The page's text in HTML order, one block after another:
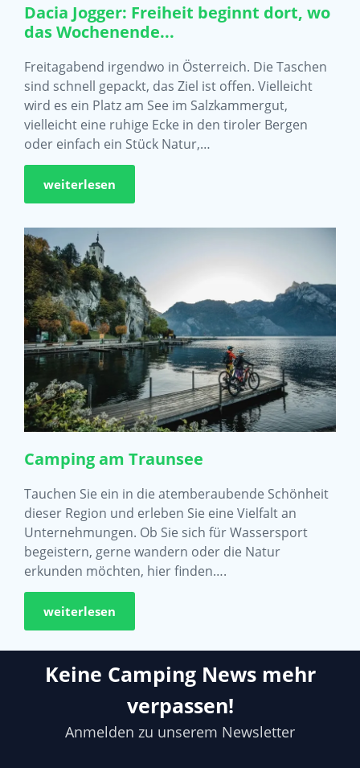
Dacia Jogger: Freiheit beginnt dort, wo
das Wochenende...
Freitagabend irgendwo in Österreich. Die Taschen
sind schnell gepackt, das Ziel ist offen. Vielleicht
wird es ein Platz am See im Salzkammergut,
vielleicht eine ruhige Ecke in den tiroler Bergen
oder einfach ein Stück Natur,…
weiterlesen
Camping am Traunsee
Tauchen Sie ein in die atemberaubende Schönheit
dieser Region und erleben Sie eine Vielfalt an
Unternehmungen. Ob Sie sich für Wassersport
begeistern, gerne wandern oder die Natur
erkunden möchten, hier finden….
weiterlesen
Keine Camping News mehr
verpassen!
Anmelden zu unserem Newsletter